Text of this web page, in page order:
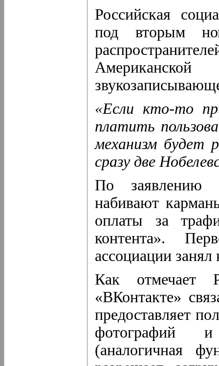
Российская
под вторым
«Если кто-то
платить
механизм будет
сразу две
По заявлению
набивают
оплаты за
контента».
ассоциации
Как отмечает
«ВКонтакте»
предоставляет
фотографий и
(аналогичная